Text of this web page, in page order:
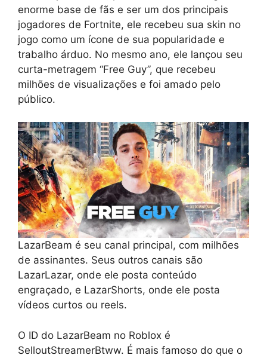
enorme base de fãs e ser um dos principais
jogadores de Fortnite, ele recebeu sua skin no
jogo como um ícone de sua popularidade e
trabalho árduo. No mesmo ano, ele lançou seu
curta-metragem “Free Guy”, que recebeu
milhões de visualizações e foi amado pelo
público.
LazarBeam é seu canal principal, com milhões
de assinantes. Seus outros canais são
LazarLazar, onde ele posta conteúdo
engraçado, e LazarShorts, onde ele posta
vídeos curtos ou reels.
O ID do LazarBeam no Roblox é
SelloutStreamerBtww. É mais famoso do que o